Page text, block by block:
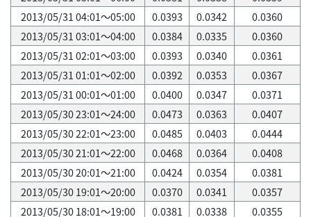
2013/05/31 04:01～05:00
0.0393 0.0342
0.0360
2013/05/31 03:01～04:00
0.0384 0.0335
0.0360
2013/05/31 02:01～03:00
0.0393 0.0340
0.0361
2013/05/31 01:01～02:00
0.0392 0.0353
0.0367
2013/05/31 00:01～01:00
0.0400 0.0347
0.0371
2013/05/30 23:01～24:00
0.0473 0.0363
0.0407
2013/05/30 22:01～23:00
0.0485 0.0403
0.0444
2013/05/30 21:01～22:00
0.0468 0.0364
0.0408
2013/05/30 20:01～21:00
0.0424 0.0354
0.0381
2013/05/30 19:01～20:00
0.0370 0.0341
0.0357
2013/05/30 18:01～19:00
0.0381 0.0338 0.0355